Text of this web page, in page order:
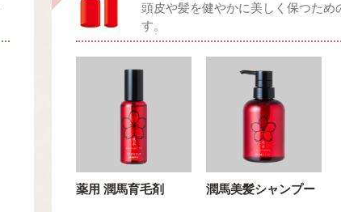
頭皮や髪を健やかに美しく保つため
す。
薬用 潤馬育毛剤 潤馬美髪シャンプー